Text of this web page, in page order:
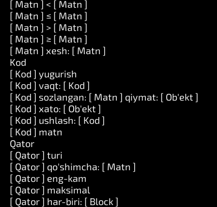
[ Matn ] < [ Matn ]
[ Matn ] ≤ [ Matn ]
[ Matn ] > [ Matn ]
[ Matn ] ≥ [ Matn ]
[ Matn ] xesh: [ Matn ]
Kod
[ Kod ] yugurish
[ Kod ] vaqt: [ Kod ]
[ Kod ] sozlangan: [ Matn ] qiymat: [ Ob'ekt ]
[ Kod ] xato: [ Ob'ekt ]
[ Kod ] ushlash: [ Kod ]
[ Kod ] matn
Qator
[ Qator ] turi
[ Qator ] qo'shimcha: [ Matn ]
[ Qator ] eng-kam
[ Qator ] maksimal
[ Qator ] har-biri: [ Block ]